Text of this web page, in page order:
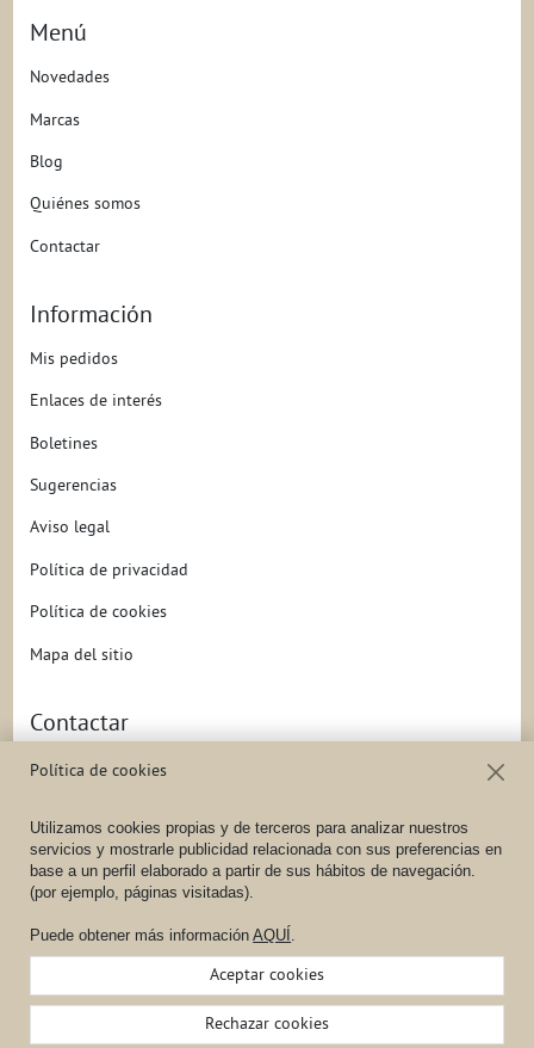
Menú
Novedades
Marcas
Blog
Quiénes somos
Contactar
Información
Mis pedidos
Enlaces de interés
Boletines
Sugerencias
Aviso legal
Política de privacidad
Política de cookies
Mapa del sitio
Contactar
Dirección
C/ Federica Montseny, 16
Teléfono
(+34) 983 10 14 81/(+34) 647 71 01 87
Móvil
(+34) 647 71 01 87
mail
Creado con Atnova Shop
Política de cookies
Utilizamos cookies propias y de terceros para analizar nuestros
servicios y mostrarle publicidad relacionada con sus preferencias en
base a un perfil elaborado a partir de sus hábitos de navegación.
(por ejemplo, páginas visitadas).
Puede obtener más informaciónAQUÍ .
Aceptar cookies
Rechazar cookies